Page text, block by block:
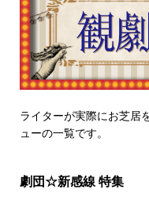
ライターが実際にお芝居
ューの一覧です。
劇団☆新感線 特集